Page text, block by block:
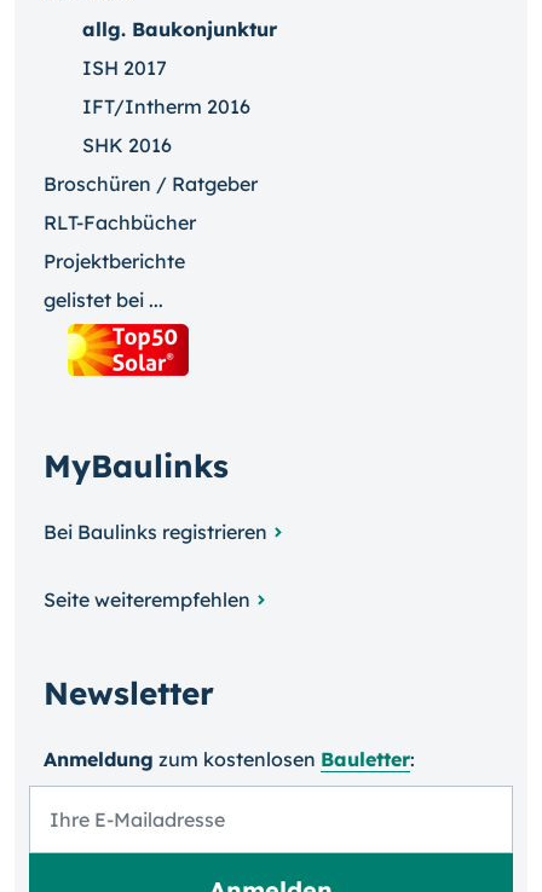
allg. Baukonjunktur
ISH 2017
IFT/Intherm 2016
SHK 2016
Broschüren / Ratgeber
RLT-Fachbücher
Projektberichte
gelistet bei ...
MyBaulinks
Bei Baulinks registrieren
Seite weiterempfehlen
Newsletter
Anmeldung zum kosten­losen Bauletter: